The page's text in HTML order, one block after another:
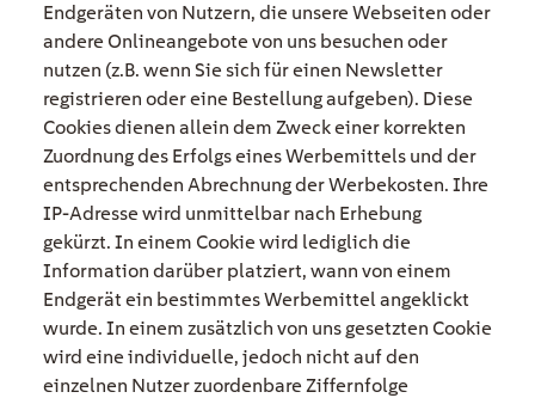
Endgeräten von Nutzern, die unsere Webseiten oder
andere Onlineangebote von uns besuchen oder
nutzen (z.B. wenn Sie sich für einen Newsletter
registrieren oder eine Bestellung aufgeben). Diese
Cookies dienen allein dem Zweck einer korrekten
Zuordnung des Erfolgs eines Werbemittels und der
entsprechenden Abrechnung der Werbekosten. Ihre
IP-Adresse wird unmittelbar nach Erhebung
gekürzt. In einem Cookie wird lediglich die
Information darüber platziert, wann von einem
Endgerät ein bestimmtes Werbemittel angeklickt
wurde. In einem zusätzlich von uns gesetzten Cookie
wird eine individuelle, jedoch nicht auf den
einzelnen Nutzer zuordenbare Ziffernfolge